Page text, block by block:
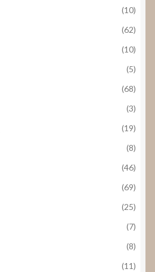
(10)
(62)
(10)
(5)
(68)
(3)
(19)
(8)
(46)
(69)
(25)
(7)
(8)
(11)